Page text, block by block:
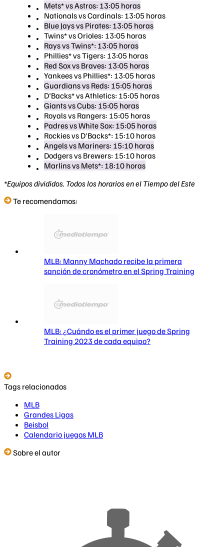
Mets* vs Astros: 13:05 horas
Nationals vs Cardinals: 13:05 horas
Blue Jays vs Pirates: 13:05 horas
Twins* vs Orioles: 13:05 horas
Rays vs Twins*: 13:05 horas
Phillies* vs Tigers: 13:05 horas
Red Sox vs Braves: 13:05 horas
Yankees vs Phillies*: 13:05 horas
Guardians vs Reds: 15:05 horas
D'Backs* vs Athletics: 15:05 horas
Giants vs Cubs: 15:05 horas
Royals vs Rangers: 15:05 horas
Padres vs White Sox: 15:05 horas
Rockies vs D'Backs*: 15:10 horas
Angels vs Mariners: 15:10 horas
Dodgers vs Brewers: 15:10 horas
Marlins vs Mets*: 18:10 horas
*Equipos divididos. Todos los horarios en el Tiempo del Este
Te recomendamos:
MLB: Manny Machado recibe la primera
sanción de cronómetro en el Spring Training
MLB: ¿Cuándo es el primer juego de Spring
Training 2023 de cada equipo?
Tags relacionados
MLB
Grandes Ligas
Beisbol
Calendario juegos MLB
Sobre el autor